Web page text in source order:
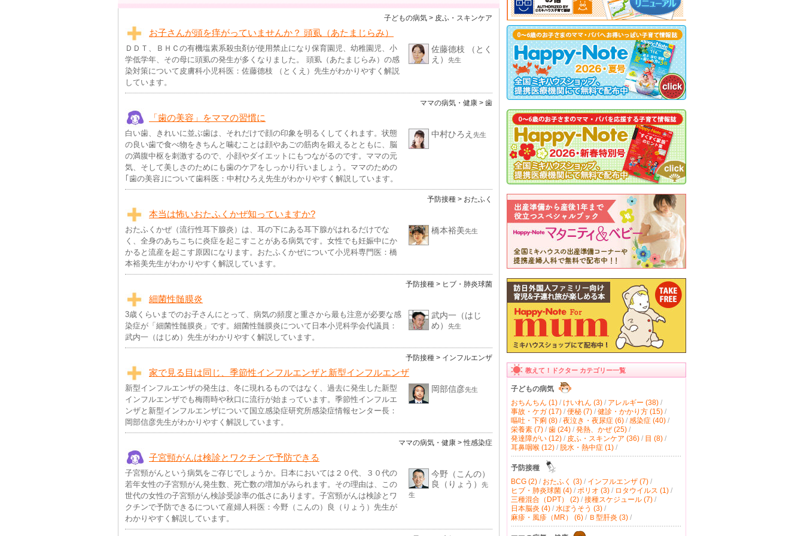
子どもの病気 > 皮ふ・スキンケア
お子さんが頭を痒がっていませんか？ 頭虱（あたまじらみ）
ＤＤＴ、ＢＨＣの有機塩素系殺虫剤が使用禁止になり保育園児、幼稚園児、小
学低学年、その母に頭虱の発生が多くなりました。 頭虱（あたまじらみ）の感
染対策について皮膚科小児科医：佐藤德枝 （とくえ）先生がわかりやすく解説
しています。
佐藤德枝 （とく
え）
先生
ママの病気・健康 > 歯
「歯の美容」をママの習慣に
白い歯、きれいに並ぶ歯は、それだけで顔の印象を明るくしてくれます。状態
の良い歯で食べ物をきちんと噛むことは顔やあごの筋肉を鍛えるとともに、脳
の満腹中枢を刺激するので、小顔やダイエットにもつながるのです。ママの元
気、そして美しさのためにも歯のケアをしっかり行いましょう。ママのための
｢歯の美容｣について歯科医：中村ひろえ先生がわかりやすく解説しています。
中村ひろえ 先生
予防接種 > おたふく
本当は怖いおたふくかぜ知っていますか?
おたふくかぜ（流行性耳下腺炎）は、耳の下にある耳下腺がはれるだけでな
く、全身のあちこちに炎症を起こすことがある病気です。女性でも妊娠中にか
かると流産を起こす原因になります。おたふくかぜについて小児科専門医：橋
本裕美先生がわかりやすく解説しています。
橋本裕美先生
予防接種 > ヒブ・肺炎球菌
細菌性髄膜炎
3歳くらいまでのお子さんにとって、病気の頻度と重さから最も注意が必要な感
染症が「細菌性髄膜炎」です。細菌性髄膜炎について日本小児科学会代議員：
武内一（はじめ）先生がわかりやすく解説しています。
武内一（はじ
め）
先生
予防接種 > インフルエンザ
家で見る目は同じ、季節性インフルエンザと新型インフルエンザ
新型インフルエンザの発生は、冬に現れるものではなく、過去に発生した新型
インフルエンザでも梅雨時や秋口に流行が始まっています。季節性インフルエ
ンザと新型インフルエンザについて国立感染症研究所感染症情報センター長：
岡部信彦先生がわかりやすく解説しています。
岡部信彦先生
ママの病気・健康 > 性感染症
子宮頸がんは検診とワクチンで予防できる
子宮頸がんという病気をご存じでしょうか。日本においては２０代、３０代の
若年女性の子宮頸がん発生数、死亡数の増加がみられます。その理由は、この
世代の女性の子宮頸がん検診受診率の低さにあります。子宮頸がんは検診とワ
クチンで予防できるについて産婦人科医：今野（こんの）良（りょう）先生が
わかりやすく解説しています。
今野（こんの）
良（りょう）
先
生
教えて！ドクター カテゴリー一覧
子どもの病気
おちんちん (1)/ けいれん (3)/ アレルギー (38)/
事故・ケガ (17)/ 便秘 (7)/ 健診・かかり方 (15)/
嘔吐・下痢 (8)/ 夜泣き・夜尿症 (6)/ 感染症 (40)/
栄養素 (7)/ 歯 (24)/ 発熱、かぜ (25)/
発達障がい (12)/ 皮ふ・スキンケア (36)/ 目 (8)/
耳鼻咽喉 (12)/ 脱水・熱中症 (1)/
予防接種
BCG (2)/ おたふく (3)/ インフルエンザ (7)/
ヒブ・肺炎球菌 (4)/ ポリオ (3)/ ロタウイルス (1)/
三種混合（DPT） (2)/ 接種スケジュール (7)/
日本脳炎 (4)/ 水ぼうそう (3)/
麻疹・風疹（MR） (6)/ Ｂ型肝炎 (3)/